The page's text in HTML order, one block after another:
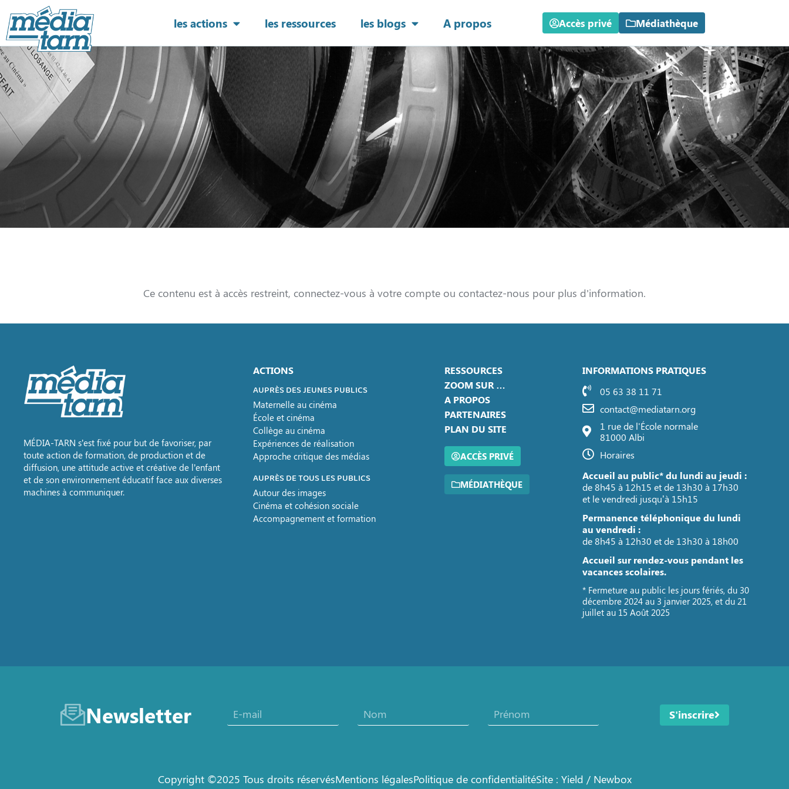
les actions les ressources les blogs A propos Accès privé Médiathèque
Ce contenu est à accès restreint, connectez-vous à votre compte ou contactez-nous pour plus d'information.
MÉDIA-TARN s’est fixé pour but de favoriser, par
toute action de formation, de production et de
diffusion, une attitude active et créative de l’enfant
et de son environnement éducatif face aux diverses
machines à communiquer.
ACTIONS
AUPRÈS DES JEUNES PUBLICS
Maternelle au cinéma
École et cinéma
Collège au cinéma
Expériences de réalisation
Approche critique des médias
AUPRÈS DE TOUS LES PUBLICS
Autour des images
Cinéma et cohésion sociale
Accompagnement et formation
RESSOURCES
ZOOM SUR …
A PROPOS
PARTENAIRES
PLAN DU SITE
ACCÈS PRIVÉ
MÉDIATHÈQUE
INFORMATIONS PRATIQUES
05 63 38 11 71
contact@mediatarn.org
1 rue de l'École normale
81000 Albi
Horaires
Accueil au public* du lundi au jeudi :
de 8h45 à 12h15 et de 13h30 à 17h30
et le vendredi jusqu’à 15h15
Permanence téléphonique du lundi
au vendredi :
de 8h45 à 12h30 et de 13h30 à 18h00
Accueil sur rendez-vous pendant les
vacances scolaires.
* Fermeture au public les jours fériés, du 30
décembre 2024 au 3 janvier 2025, et du 21
juillet au 15 Août 2025
Newsletter S'inscrire
Copyright ©2025 Tous droits réservésMentions légalesPolitique de confidentialitéSite : Yield / Newbox